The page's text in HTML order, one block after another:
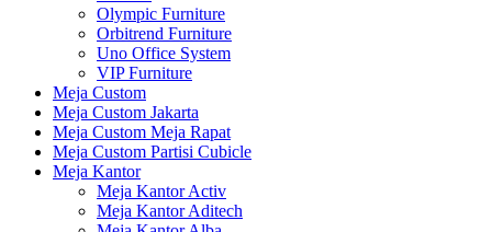
Olympic Furniture
Orbitrend Furniture
Uno Office System
VIP Furniture
Meja Custom
Meja Custom Jakarta
Meja Custom Meja Rapat
Meja Custom Partisi Cubicle
Meja Kantor
Meja Kantor Activ
Meja Kantor Aditech